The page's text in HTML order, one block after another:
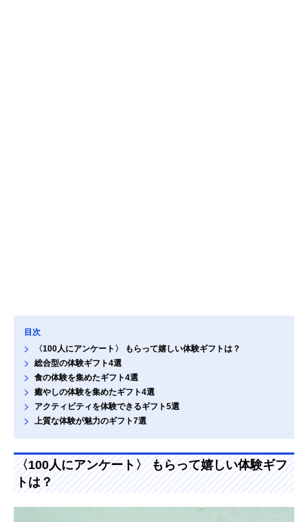
目次
〈100人にアンケート〉 もらって嬉しい体験ギフトは？
総合型の体験ギフト4選
食の体験を集めたギフト4選
癒やしの体験を集めたギフト4選
アクティビティを体験できるギフト5選
上質な体験が魅力のギフト7選
〈100人にアンケート〉 もらって嬉しい体験ギフ
トは？